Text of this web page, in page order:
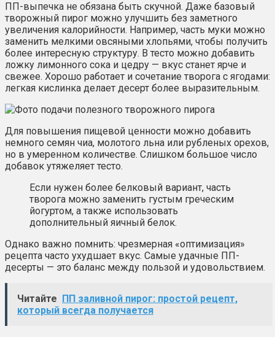
ПП-выпечка не обязана быть скучной. Даже базовый
творожный пирог можно улучшить без заметного
увеличения калорийности. Например, часть муки можно
заменить мелкими овсяными хлопьями, чтобы получить
более интересную структуру. В тесто можно добавить
ложку лимонного сока и цедру — вкус станет ярче и
свежее. Хорошо работает и сочетание творога с ягодами:
легкая кислинка делает десерт более выразительным.
Для повышения пищевой ценности можно добавить
немного семян чиа, молотого льна или рубленых орехов,
но в умеренном количестве. Слишком большое число
добавок утяжеляет тесто.
Если нужен более белковый вариант, часть
творога можно заменить густым греческим
йогуртом, а также использовать
дополнительный яичный белок.
Однако важно помнить: чрезмерная «оптимизация»
рецепта часто ухудшает вкус. Самые удачные ПП-
десерты — это баланс между пользой и удовольствием.
Читайте ПП заливной пирог: простой рецепт,
который всегда получается